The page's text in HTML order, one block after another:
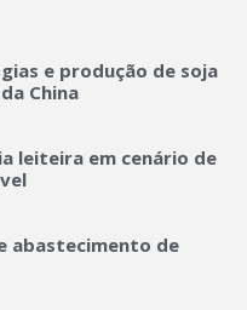
e produção de soja
China
leiteira em cenário de
abastecimento de